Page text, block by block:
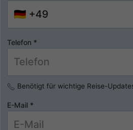
Telefon *
Benötigt für wichtige Reise-
E-Mail *